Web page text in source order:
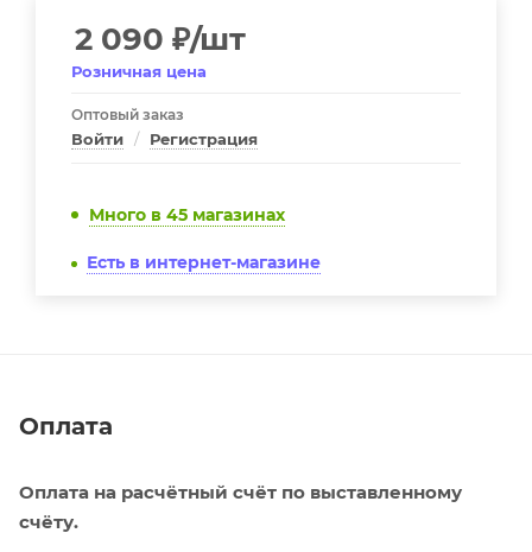
2 090 ₽/шт
Розничная цена
Оптовый заказ
Войти / Регистрация
Много в 45 магазинах
Есть в интернет-магазине
Оплата
Оплата на расчётный счёт по выставленному
счёту.